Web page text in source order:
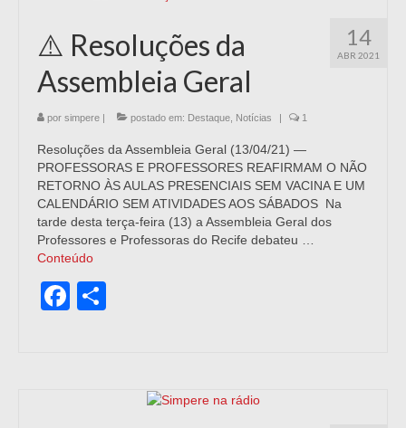
14
ABR 2021
⚠️ Resoluções da
Assembleia Geral
por simpere postado em: Destaque Notícias 1
Resoluções da Assembleia Geral (13/04/21) —
PROFESSORAS E PROFESSORES REAFIRMAM O NÃO
RETORNO ÀS AULAS PRESENCIAIS SEM VACINA E UM
CALENDÁRIO SEM ATIVIDADES AOS SÁBADOS Na
tarde desta terça-feira (13) a Assembleia Geral dos
Professores e Professoras do Recife debateu …
Conteúdo
Facebook